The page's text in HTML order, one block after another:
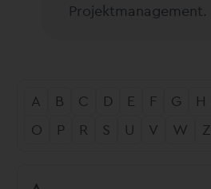
Projektmanagement.
A B C D E F G H
O
P R S U V W Z